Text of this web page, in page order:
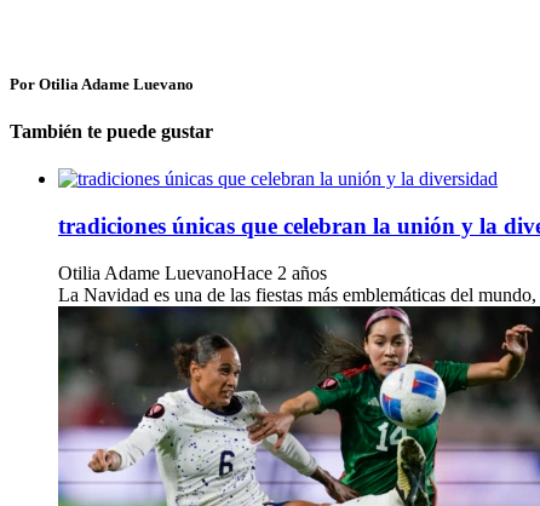
Por Otilia Adame Luevano
También te puede gustar
tradiciones únicas que celebran la unión y la
Otilia Adame LuevanoHace 2 años
La Navidad es una de las fiestas más emblemáticas del